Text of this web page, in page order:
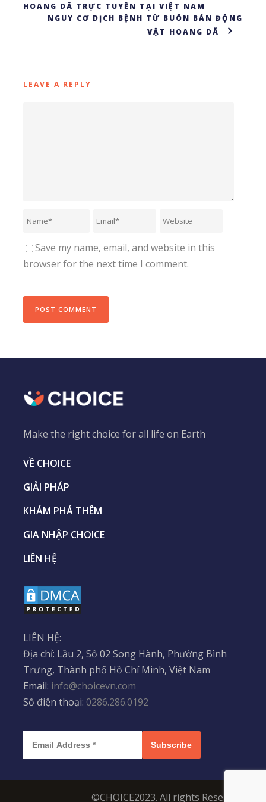
HOANG DÃ TRỰC TUYẾN TẠI VIỆT NAM
NGUY CƠ DỊCH BỆNH TỪ BUÔN BÁN ĐỘNG
VẬT HOANG DÃ
LEAVE A REPLY
Save my name, email, and website in this
browser for the next time I comment.
Make the right choice for all life on Earth
VỀ CHOICE
GIẢI PHÁP
KHÁM PHÁ THÊM
GIA NHẬP CHOICE
LIÊN HỆ
LIÊN HỆ:
Địa chỉ: Lầu 2, Số 02 Song Hành, Phường Bình
Trưng, Thành phố Hồ Chí Minh, Việt Nam
Email: info@choicevn.com
Số điện thoại: 0286.286.0192
Subscribe
©CHOICE2023. All rights Reserved